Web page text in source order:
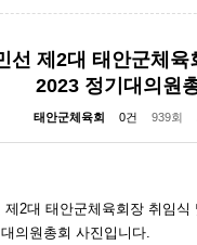
선 제2대 태안군체육
2023 정기대의원
태안군체육회 0건 939회
제2대 태안군체육회장 취임식
의원총회 사진입니다.